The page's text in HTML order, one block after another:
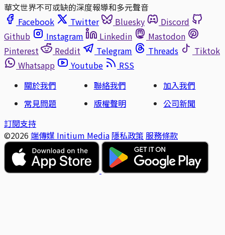
華文世界不可或缺的深度報導和多元聲音
Facebook
Twitter Bluesky
Discord
Github
Instagram Linkedin
Mastodon
Pinterest
Reddit Telegram Threads
Tiktok
Whatsapp
Youtube
RSS
關於我們
聯絡我們
加入我們
常見問題
版權聲明
公司新聞
訂閱支持
©2026 端傳媒 Initium Media 隱私政策 服務條款